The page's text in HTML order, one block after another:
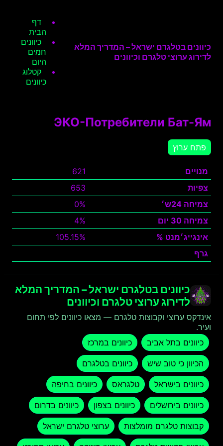
כיוונים בטלגרם ישראל – המדריך המלא
לדירוג ערוצי טלגרם וכיוונים
דף
הבית
כיוונים
חמים
היום
קטלוג
כיוונים
ЭКО-Потребители Бат-Ям
פתח ערוץ
מנויים
621
צפיות
653
צמיחה 24ש׳
0%
צמיחה 30 יום
4%
אינגייג׳מנט %
105.15%
גרף
כיוונים בטלגרם ישראל – המדריך המלא
לדירוג ערוצי טלגרם וכיוונים
אינדקס ערוצי וקבוצות טלגרם — מצאו כיוונים לפי תחום
ועיר.
כיוונים בתל אביב
כיוונים במרכז
הכיוון כי טוב שיש כיוונים בטלגרם
כיוונים בישראל טלגראס כיוונים בחיפה
כיוונים בירושלים כיוונים בצפון כיוונים בדרום
קבוצות טלגרם מומלצות ערוצי טלגרם ישראל